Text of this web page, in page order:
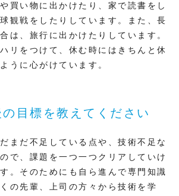
買い物に出かけたり、家で読書をし
観戦をしたりしています。また、長
は、旅行に出かけたりしています。
リをつけて、休む時にはきちんと休
うに心がけています。
目標を教えてください
まだ不足している点や、技術不足な
で、課題を一つ一つクリアしていけ
。そのためにも自ら進んで専門知識
の先輩、上司の方々から技術を学